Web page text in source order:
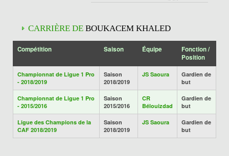
CARRIÈRE DE BOUKACEM KHALED
Compétition Saison Équipe
Fonction /
Position
Championnat de Ligue 1 Pro
- 2018/2019
Saison
2018/2019
JS Saoura
Gardien de
but
Championnat de Ligue 1 Pro
- 2015/2016
Saison
2015/2016
CR
Bélouizdad
Gardien de
but
Ligue des Champions de la
CAF 2018/2019
Saison
2018/2019
JS Saoura
Gardien de
but